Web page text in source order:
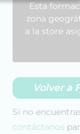
Esta
zona
a la store
Volver a
Si no
contáctanos